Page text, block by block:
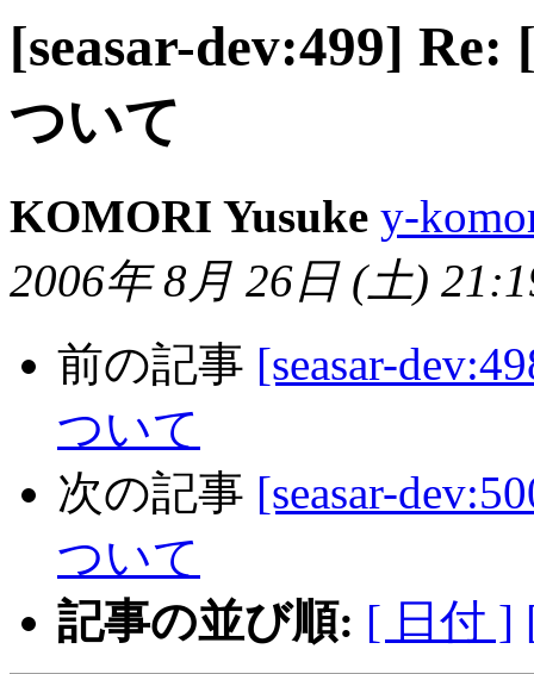
[seasar-dev:499]
ついて
KOMORI Yusuke y-
2006年 8月 26日 (土)
前の記事 [seasar-
ついて
次の記事 [seasar-
ついて
記事の並び順: [ 日付 ]